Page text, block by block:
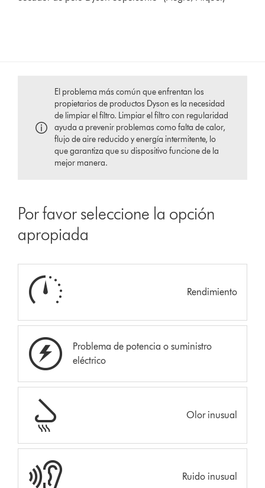
El problema más común que enfrentan los
propietarios de productos Dyson es la necesidad
de limpiar el filtro. Limpiar el filtro con regularidad
ayuda a prevenir problemas como falta de calor,
flujo de aire reducido y energía intermitente, lo
que garantiza que su dispositivo funcione de la
mejor manera.
Por favor seleccione la opción
apropiada
Rendimiento
Problema de potencia o suministro
eléctrico
Olor inusual
Ruido inusual